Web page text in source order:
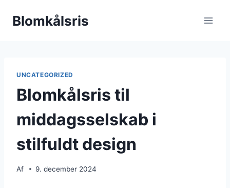
Blomkålsris
UNCATEGORIZED
Blomkålsris til
middagsselskab i
stilfuldt design
Af 9. december 2024